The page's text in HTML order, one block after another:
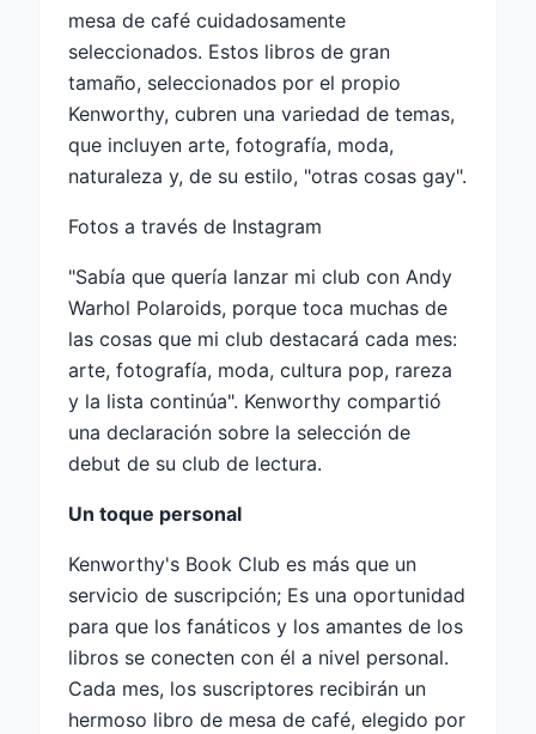
mesa de café cuidadosamente
seleccionados. Estos libros de gran
tamaño, seleccionados por el propio
Kenworthy, cubren una variedad de temas,
que incluyen arte, fotografía, moda,
naturaleza y, de su estilo, "otras cosas gay".
Fotos a través de Instagram
"Sabía que quería lanzar mi club con Andy
Warhol Polaroids, porque toca muchas de
las cosas que mi club destacará cada mes:
arte, fotografía, moda, cultura pop, rareza
y la lista continúa". Kenworthy compartió
una declaración sobre la selección de
debut de su club de lectura.
Un toque personal
Kenworthy's Book Club es más que un
servicio de suscripción; Es una oportunidad
para que los fanáticos y los amantes de los
libros se conecten con él a nivel personal.
Cada mes, los suscriptores recibirán un
hermoso libro de mesa de café, elegido por